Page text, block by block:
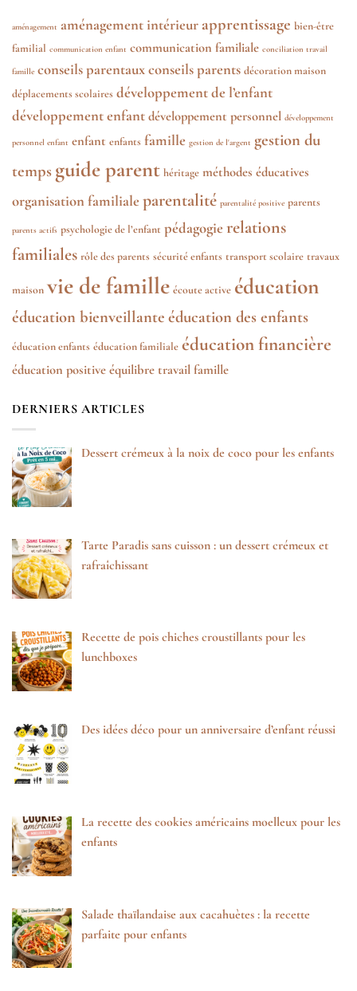
aménagement aménagement intérieur apprentissage bien-être
familial communication enfant communication familiale conciliation travail
famille conseils parentauxconseils parents décoration maison
déplacements scolaires développement de l’enfant
développement enfant développement personnel développement
personnel enfant enfant enfants famille gestion de l'argent gestion du
temps guide parent héritage méthodes éducatives
organisation familialeparentalité parentalité positive parents
parents actifs psychologie de l’enfant pédagogierelations
familiales rôle des parents sécurité enfants transport scolaire travaux
maison vie de famille écoute active éducation
éducation bienveillante éducation des enfants
éducation enfants éducation familiale éducation financière
éducation positive équilibre travail famille
DERNIERS ARTICLES
Dessert crémeux à la noix de coco pour les enfants
Tarte Paradis sans cuisson : un dessert crémeux et
rafraîchissant
Recette de pois chiches croustillants pour les
lunchboxes
Des idées déco pour un anniversaire d’enfant réussi
La recette des cookies américains moelleux pour les
enfants
Salade thaïlandaise aux cacahuètes : la recette
parfaite pour enfants